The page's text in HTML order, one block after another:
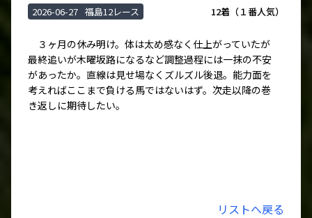
2026-06-27 福島12レース 12着（１番人気）
３ヶ月の休み明け。体は太め感なく仕上がっていたが
最終追いが木曜坂路になるなど調整過程には一抹の不安
があったか。直線は見せ場なくズルズル後退。能力面を
考えればここまで負ける馬ではないはず。次走以降の巻
き返しに期待したい。
リストへ戻る